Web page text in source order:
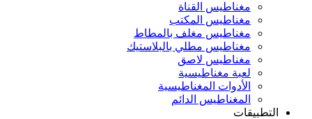
مغناطيس القناة
مغناطيس المكتب
مغناطيس مغلف بالمطاط
مغناطيس مطلي بالبلاستيك
مغناطيس لاصق
لعبة مغناطيسية
الأدوات المغناطيسية
المغناطيس الدائم
التطبيقات